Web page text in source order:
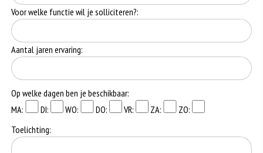
Voor welke functie wil je solliciteren?:
Aantal jaren ervaring:
Op welke dagen ben je beschikbaar:
MA:
DI: WO: DO: VR: ZA:
ZO:
Toelichting: